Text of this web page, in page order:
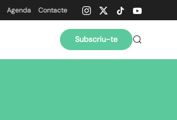
Agenda Contacte
Subscriu-te